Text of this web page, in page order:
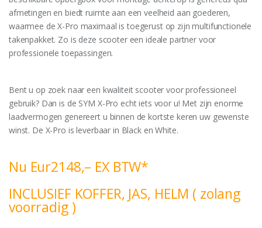
afmetingen en biedt ruimte aan een veelheid aan goederen,
waarmee de X-Pro maximaal is toegerust op zijn multifunctionele
takenpakket. Zo is deze scooter een ideale partner voor
professionele toepassingen.
Bent u op zoek naar een kwaliteit scooter voor professioneel
gebruik? Dan is de SYM X-Pro echt iets voor u! Met zijn enorme
laadvermogen genereert u binnen de kortste keren uw gewenste
winst. De X-Pro is leverbaar in Black en White.
Nu Eur2148,– EX BTW*
INCLUSIEF KOFFER, JAS, HELM ( zolang
voorradig )